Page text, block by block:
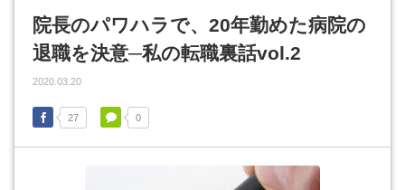
院長のパワハラで、20年勤めた病院の
退職を決意─私の転職裏話vol.2
2020.03.20
27 0